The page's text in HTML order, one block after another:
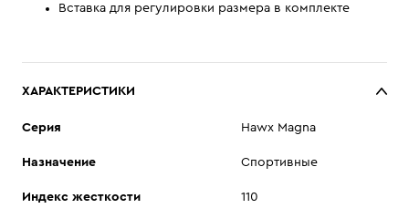
Вставка для регулировки размера в комплекте
ХАРАКТЕРИСТИКИ
Cерия Hawx Magna
Назначение Спортивные
Индекс жесткости 110